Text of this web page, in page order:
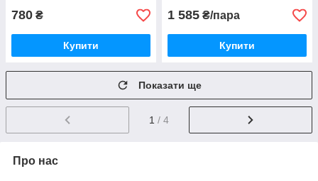
780 ₴
Купити
1 585 ₴/пара
Купити
Показати ще
1 / 4
Про нас